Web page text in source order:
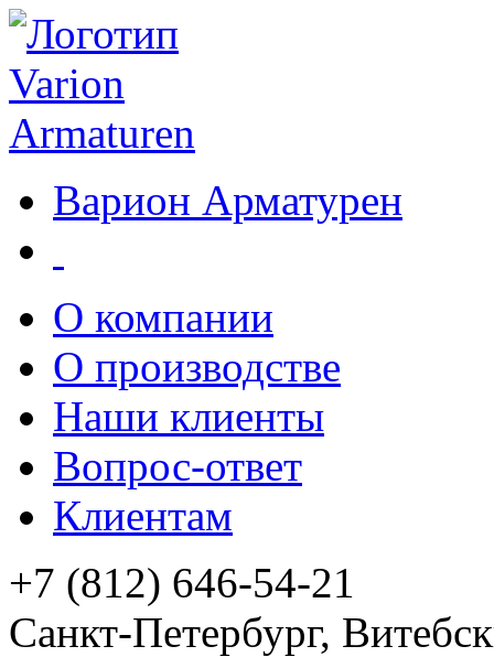
Варион Арматурен
О компании
О производстве
Наши клиенты
Вопрос-ответ
Клиентам
+7 (812) 646-54-21
Санкт-Петербург,